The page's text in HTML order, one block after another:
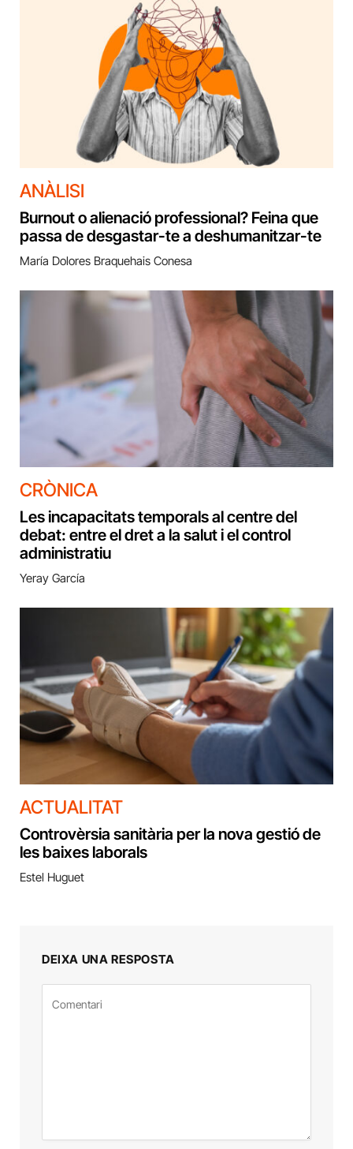
ANÀLISI
Burnout o alienació professional? Feina que
passa de desgastar-te a deshumanitzar-te
María Dolores Braquehais Conesa
CRÒNICA
Les incapacitats temporals al centre del
debat: entre el dret a la salut i el control
administratiu
Yeray García
ACTUALITAT
Controvèrsia sanitària per la nova gestió de
les baixes laborals
Estel Huguet
DEIXA UNA RESPOSTA